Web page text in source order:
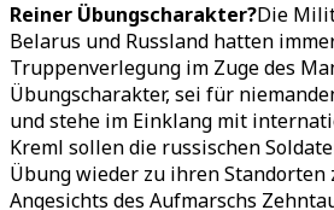
Reiner Übungscharakter?Die
Belarus und Russland hatten
Truppenverlegung im Zuge des
Übungscharakter, sei für
und stehe im Einklang mit
Kreml sollen die russischen
Übung wieder zu ihren Standorten
Angesichts des Aufmarschs